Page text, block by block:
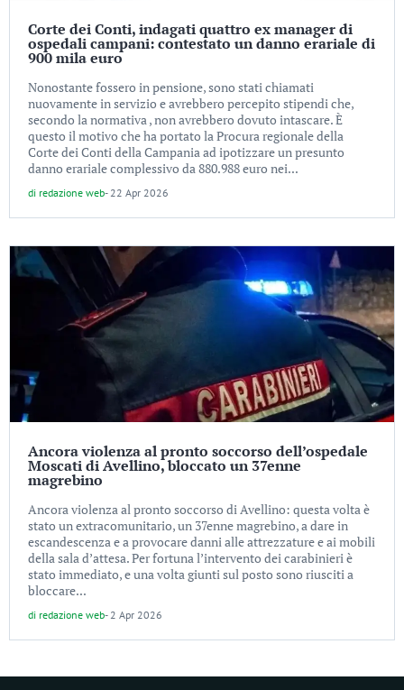
Corte dei Conti, indagati quattro ex manager di
ospedali campani: contestato un danno erariale di
900 mila euro
Nonostante fossero in pensione, sono stati chiamati
nuovamente in servizio e avrebbero percepito stipendi che,
secondo la normativa , non avrebbero dovuto intascare. È
questo il motivo che ha portato la Procura regionale della
Corte dei Conti della Campania ad ipotizzare un presunto
danno erariale complessivo da 880.988 euro nei...
di redazione web- 22 Apr 2026
Ancora violenza al pronto soccorso dell’ospedale
Moscati di Avellino, bloccato un 37enne
magrebino
Ancora violenza al pronto soccorso di Avellino: questa volta è
stato un extracomunitario, un 37enne magrebino, a dare in
escandescenza e a provocare danni alle attrezzature e ai mobili
della sala d’attesa. Per fortuna l’intervento dei carabinieri è
stato immediato, e una volta giunti sul posto sono riusciti a
bloccare...
di redazione web- 2 Apr 2026